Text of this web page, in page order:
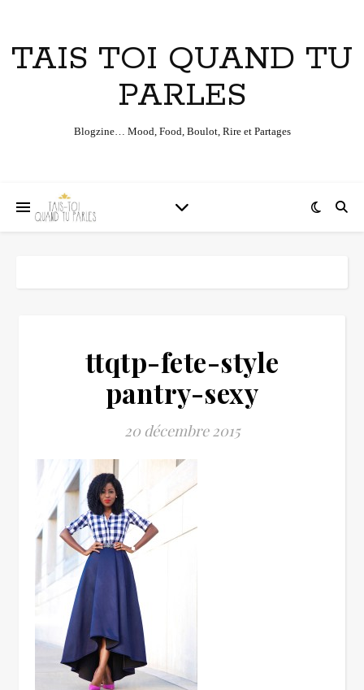
TAIS TOI QUAND TU
PARLES
Blogzine… Mood, Food, Boulot, Rire et Partages
ttqtp-fete-style
pantry-sexy
20 décembre 2015